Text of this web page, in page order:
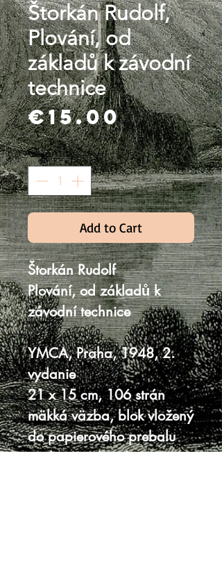
Štorkán Rudolf,
Plování, od
základů k závodní
technice
€15.00Price
Quantity*
Add to Cart
Štorkán Rudolf
Plování, od základů k
závodní technice
YMCA, Praha, 1948, 2.
vydanie
21 x 15 cm, 106 strán
mäkká väzba, blok vložený
do papierového prebalu
väzba po obvode